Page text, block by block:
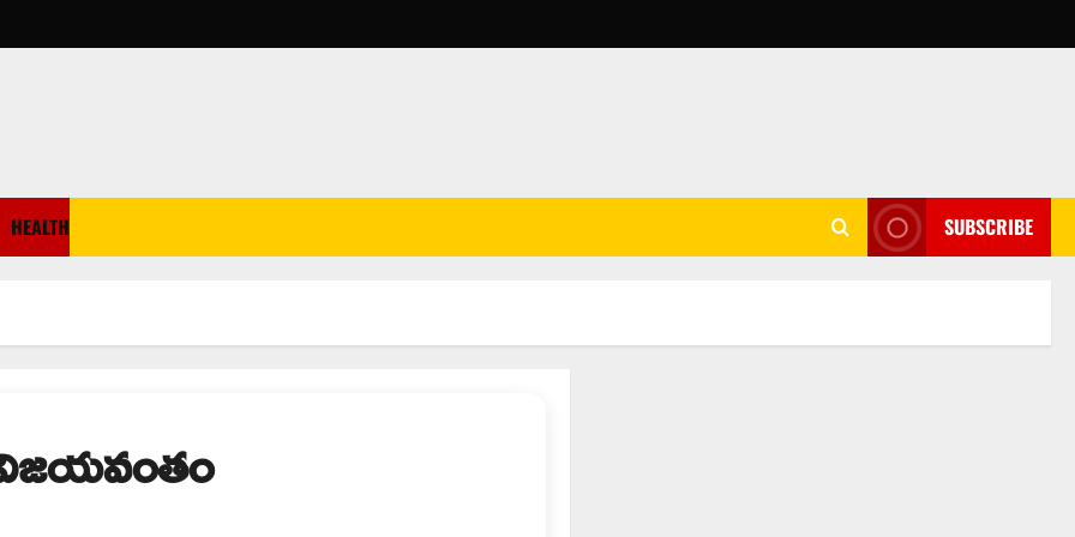
HEALTH SUBSCRIBE